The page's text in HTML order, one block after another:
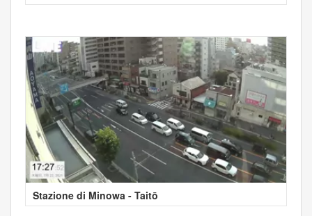
Stazione di Minowa - Taitō